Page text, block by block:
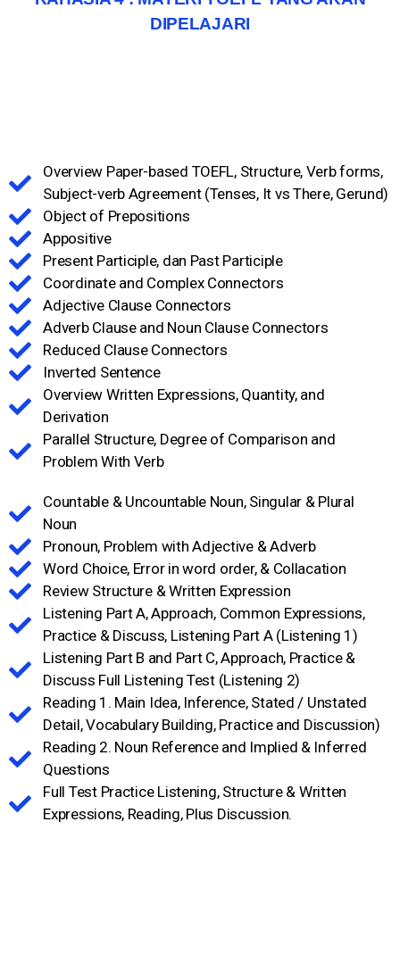
DIPELAJARI
Overview Paper-based TOEFL, Structure, Verb forms,
Subject-verb Agreement (Tenses, It vs There, Gerund)
Object of Prepositions
Appositive
Present Participle, dan Past Participle
Coordinate and Complex Connectors​
Adjective Clause Connectors
Adverb Clause and Noun Clause Connectors
Reduced Clause Connectors
Inverted Sentence​
Overview Written Expressions, Quantity, and
Derivation​
Parallel Structure, Degree of Comparison and
Problem With Verb​
Countable & Uncountable Noun, Singular & Plural
Noun​
Pronoun, Problem with Adjective & Adverb
Word Choice, Error in word order, & Collacation​
Review Structure & Written Expression​
Listening Part A, Approach, Common Expressions,
Practice & Discuss, Listening Part A (Listening 1)​
Listening Part B and Part C, Approach, Practice &
Discuss Full Listening Test (Listening 2)​
Reading 1. Main Idea, Inference, Stated / Unstated
Detail, Vocabulary Building, Practice and Discussion)
Reading 2. Noun Reference and Implied & Inferred
Questions​
Full Test Practice Listening, Structure & Written
Expressions, Reading, Plus Discussion.​